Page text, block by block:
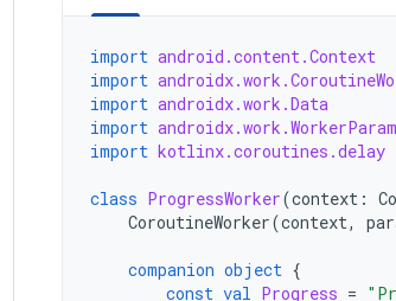
import android.content.Context
import
import androidx.work.Data
import
import kotlinx.coroutines.delay
class ProgressWorker(context :
CoroutineWorker(context,
companion object {
const val Progress =